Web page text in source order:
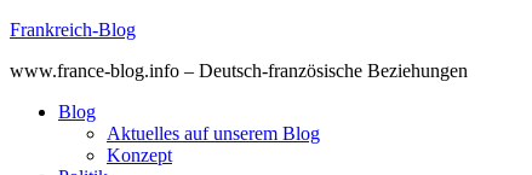
Skip
content
Frankreich-Blog
www.france-blog.info – Deutsch-französische Beziehungen
Blog
Aktuelles auf unserem Blog
Konzept